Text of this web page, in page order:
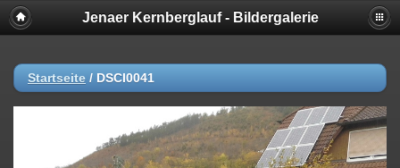
Jenaer Kernberglauf - Bildergalerie
Startseite / DSCI0041